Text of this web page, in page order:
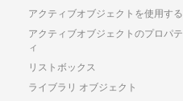
アクティブオブジェクトを使用する
アクティブオブジェクトのプロパテ
ィ
リストボックス
ライブラリ オブジェクト